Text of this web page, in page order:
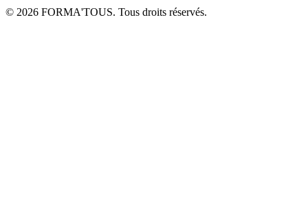
© 2026 FORMA'TOUS. Tous droits réservés.